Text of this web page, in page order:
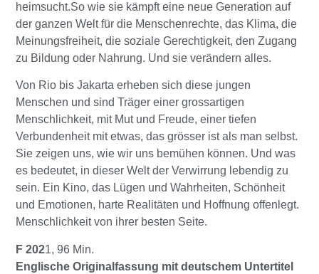
heimsucht.So wie sie kämpft eine neue Generation auf
der ganzen Welt für die Menschenrechte, das Klima, die
Meinungsfreiheit, die soziale Gerechtigkeit, den Zugang
zu Bildung oder Nahrung. Und sie verändern alles.
Von Rio bis Jakarta erheben sich diese jungen
Menschen und sind Träger einer grossartigen
Menschlichkeit, mit Mut und Freude, einer tiefen
Verbundenheit mit etwas, das grösser ist als man selbst.
Sie zeigen uns, wie wir uns bemühen können. Und was
es bedeutet, in dieser Welt der Verwirrung lebendig zu
sein. Ein Kino, das Lügen und Wahrheiten, Schönheit
und Emotionen, harte Realitäten und Hoffnung offenlegt.
Menschlichkeit von ihrer besten Seite.
F 2021, 96 Min.
Englische Originalfassung mit deutschem Untertitel